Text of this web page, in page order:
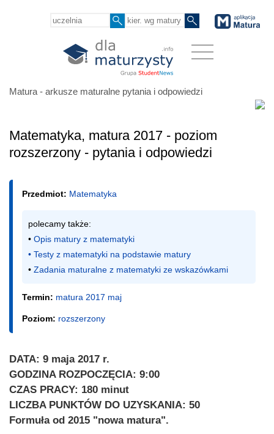
Matura - arkusze maturalne pytania i odpowiedzi
Matematyka, matura 2017 - poziom
rozszerzony - pytania i odpowiedzi
Przedmiot: Matematyka
polecamy także:
• Opis matury z matematyki
• Testy z matematyki na podstawie matury
• Zadania maturalne z matematyki ze wskazówkami
Termin: matura 2017 maj
Poziom: rozszerzony
DATA: 9 maja 2017 r.
GODZINA ROZPOCZĘCIA: 9:00
CZAS PRACY: 180 minut
LICZBA PUNKTÓW DO UZYSKANIA: 50
Formuła od 2015 "nowa matura".